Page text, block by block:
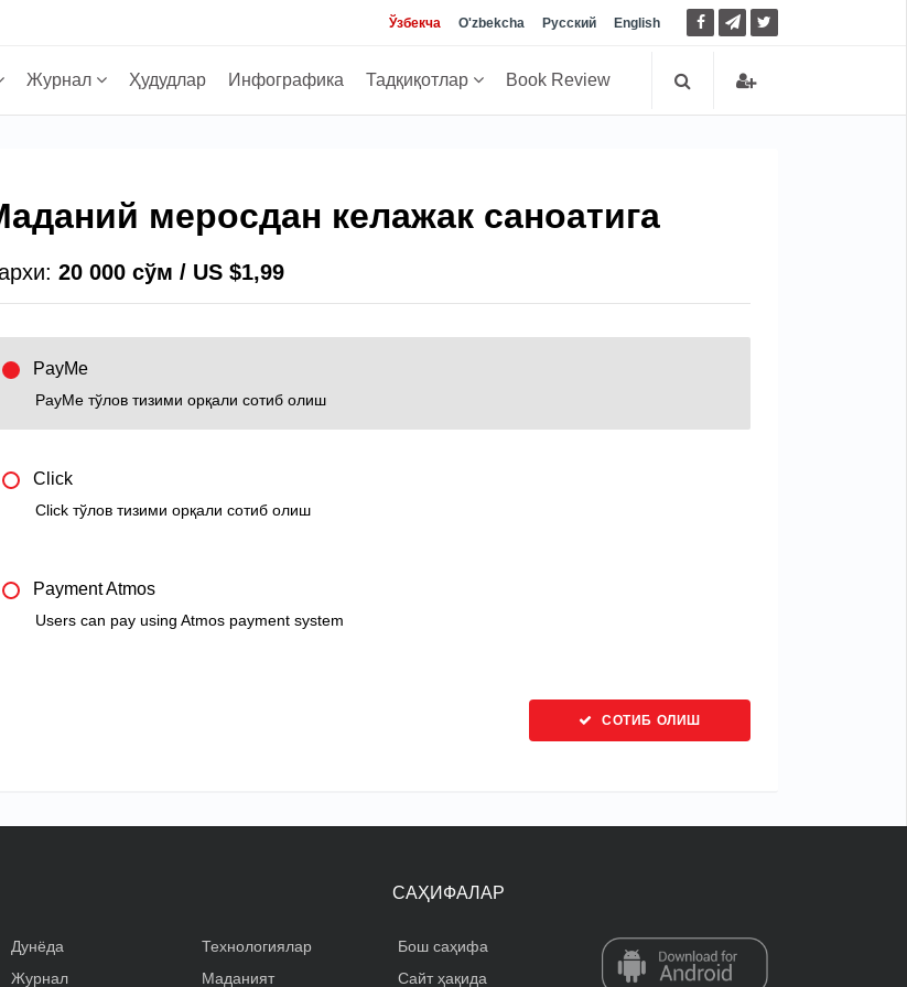
Ўзбекча O'zbekcha Русский English
Журнал Ҳудудлар Инфографика Тадқиқотлар Book Review
меросдан келажак саноатига
20 000 сўм / US $1,99
PayMe
PayMe тўлов тизими орқали сотиб олиш
Click
Click тўлов тизими орқали сотиб олиш
Payment Atmos
Users can pay using Atmos payment system
СОТИБ ОЛИШ
Дунёда
Журнал
Технологиялар
Маданият
САҲИФАЛАР
Бош саҳифа
Сайт ҳақида